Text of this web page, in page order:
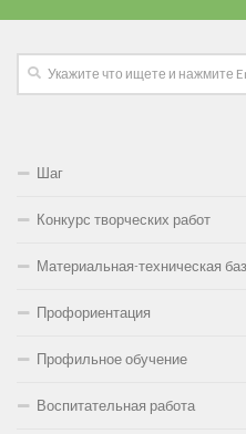
Шаг
Конкурс творческих работ
Материальная-техническая
Профориентация
Профильное обучение
Воспитательная работа